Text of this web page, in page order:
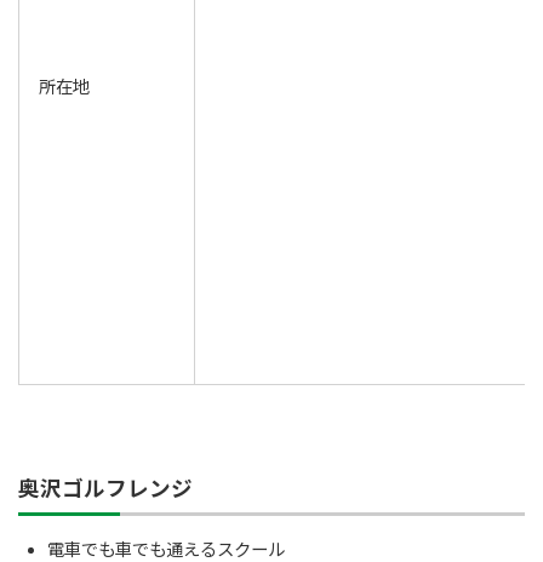
所在地
奥沢ゴルフレンジ
電車でも車でも通えるスクール